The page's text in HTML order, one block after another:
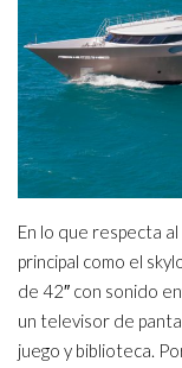
En lo que respecta
principal como el
de 42″ con sonido
un televisor de
juego y biblioteca.